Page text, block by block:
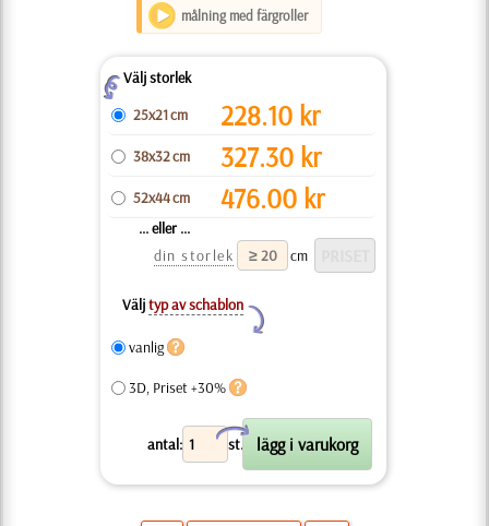
målning med färgroller
ZVälj storlek
25x21 cm
228.10 kr
38x32 cm 327.30 kr
52x44 cm 476.00 kr
... eller ...
din storlek
cm
Väljtyp av schablon
Y
vanlig
3D, Priset +30%
antal: st.
X